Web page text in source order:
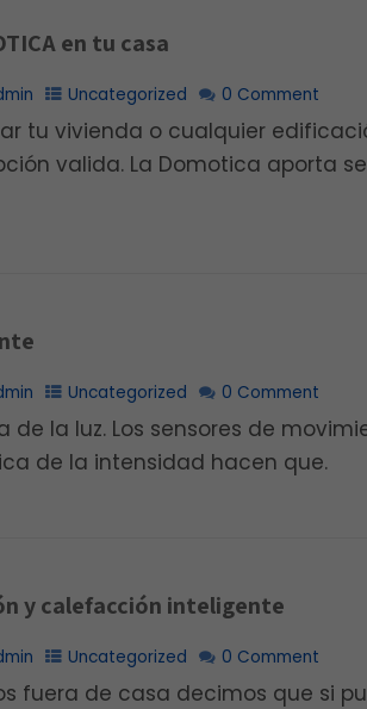
en tu casa
Uncategorized 0 Comment
tu vivienda o cualquier
valida. La Domotica aporta
Uncategorized 0 Comment
de la luz. Los sensores de
de la intensidad hacen que.
y calefacción inteligente
Uncategorized 0 Comment
fuera de casa decimos que si